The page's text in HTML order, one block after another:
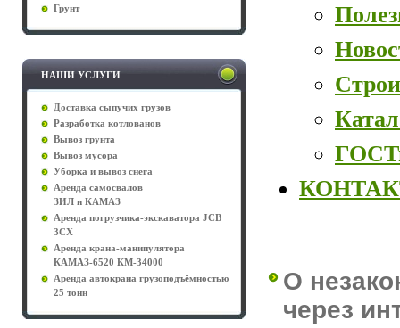
Грунт
НАШИ УСЛУГИ
Доставка сыпучих грузов
Разработка котлованов
Вывоз грунта
Вывоз мусора
Уборка и вывоз снега
Аренда самосвалов
ЗИЛ и КАМАЗ
Аренда погрузчика-экскаватора JCB
3CX
Аренда крана-манипулятора
КАМАЗ-6520 КМ-34000
Аренда автокрана грузоподъёмностью
25 тонн
О
через